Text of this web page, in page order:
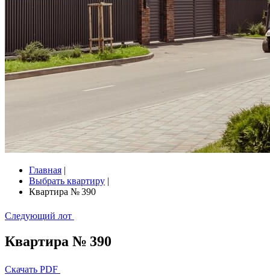
Главная |
Выбрать квартиру |
Квартира № 390
Следующий лот
Квартира № 390
Скачать PDF